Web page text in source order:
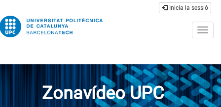
Inicia la sessió
Zonavídeo UPC